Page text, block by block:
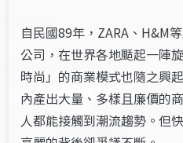
自民國89年，ZARA、H&M
公司，在世界各地颳起一陣
時尚」的商業模式也隨之興
內產出大量、多樣且廉價的
人都能接觸到潮流趨勢。但